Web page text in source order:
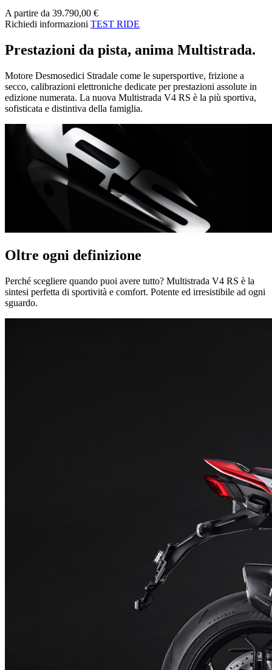
A partire da 39.790,00 €
Richiedi informazioni TEST RIDE
Prestazioni da pista, anima Multistrada.
Motore Desmosedici Stradale come le supersportive, frizione a
secco, calibrazioni elettroniche dedicate per prestazioni assolute in
edizione numerata. La nuova Multistrada V4 RS è la più sportiva,
sofisticata e distintiva della famiglia.
Oltre ogni definizione
Perché scegliere quando puoi avere tutto? Multistrada V4 RS è la
sintesi perfetta di sportività e comfort. Potente ed irresistibile ad ogni
sguardo.